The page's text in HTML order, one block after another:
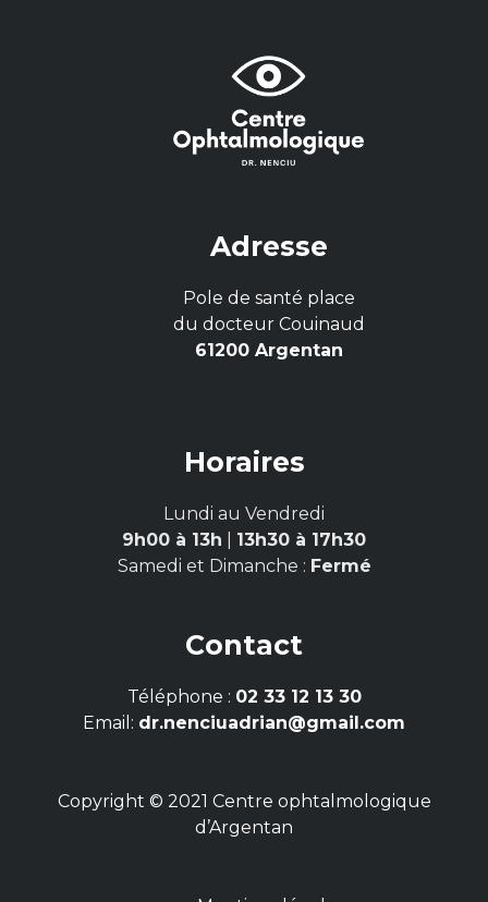
Adresse
Pole de santé place
du docteur Couinaud
61200 Argentan
Horaires
Lundi au Vendredi
9h00 à 13h
13h30 à 17h30
Samedi et Dimanche : Fermé
Contact
Téléphone : 02 33 12 13 30
Email: dr.nenciuadrian@gmail.com
Copyright © 2021 Centre ophtalmologique
d’Argentan